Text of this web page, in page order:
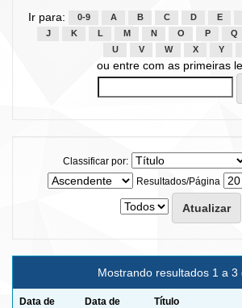
Ir para: 0-9 A B C D E
J
K L M N O P Q
U
V W X Y
ou entre com as primeiras
Classificar por:
Resultados/Página
Mostrando resultados 1 a 3
Data de
Data de
Título